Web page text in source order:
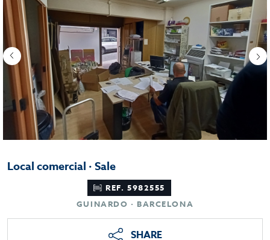
Local comercial · Sale
REF. 5982555
GUINARDO · BARCELONA
SHARE